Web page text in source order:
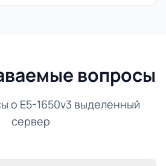
вопросы
о E5-1650v3 выделенный
сервер